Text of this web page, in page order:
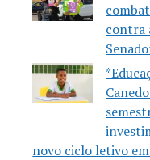
contra
novo ciclo letivo